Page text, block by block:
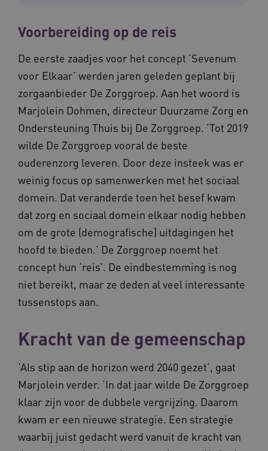
Voorbereiding op de reis
De eerste zaadjes voor het concept ‘Sevenum
voor Elkaar’ werden jaren geleden geplant bij
zorgaanbieder De Zorggroep. Aan het woord is
Marjolein Dohmen, directeur Duurzame Zorg en
Ondersteuning Thuis bij De Zorggroep. ‘Tot 2019
wilde De Zorggroep vooral de beste
ouderenzorg leveren. Door deze insteek was er
weinig focus op samenwerken met het sociaal
domein. Dat veranderde toen het besef kwam
dat zorg en sociaal domein elkaar nodig hebben
om de grote (demografische) uitdagingen het
hoofd te bieden.’ De Zorggroep noemt het
concept hun ‘reis’. De eindbestemming is nog
niet bereikt, maar ze deden al veel interessante
tussenstops aan.
Kracht van de gemeenschap
‘Als stip aan de horizon werd 2040 gezet’, gaat
Marjolein verder. ‘In dat jaar wilde De Zorggroep
klaar zijn voor de dubbele vergrijzing. Daarom
kwam er een nieuwe strategie. Een strategie
waarbij juist gedacht werd vanuit de kracht van